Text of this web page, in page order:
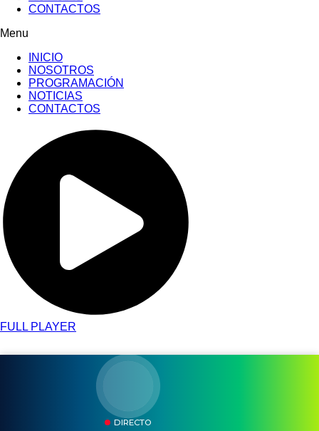
CONTACTOS
Menu
INICIO
NOSOTROS
PROGRAMACIÓN
NOTICIAS
CONTACTOS
FULL PLAYER
DIRECTO